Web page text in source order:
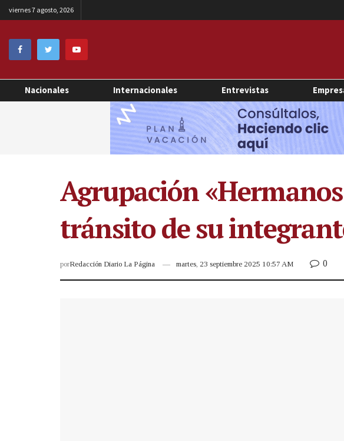
viernes 7 agosto, 2026
Nacionales Internacionales Entrevistas
Agrupación
tránsito de su
porRedacción Diario La Página martes, 23 septiembre 2025 10:57 AM 0